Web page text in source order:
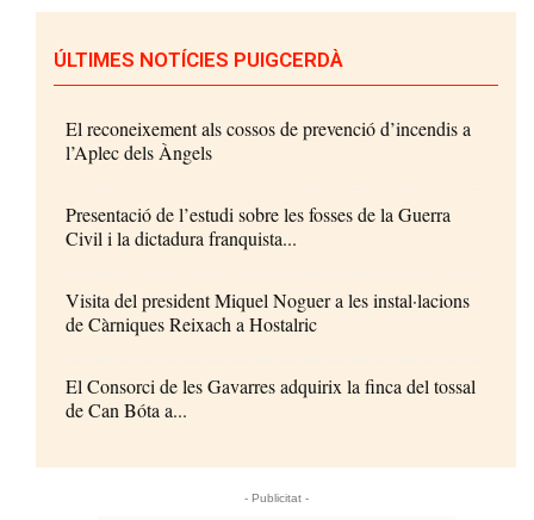
ÚLTIMES NOTÍCIES PUIGCERDÀ
El reconeixement als cossos de prevenció d’incendis a
l’Aplec dels Àngels
Presentació de l’estudi sobre les fosses de la Guerra
Civil i la dictadura franquista...
Visita del president Miquel Noguer a les instal·lacions
de Càrniques Reixach a Hostalric
El Consorci de les Gavarres adquirix la finca del tossal
de Can Bóta a...
- Publicitat -